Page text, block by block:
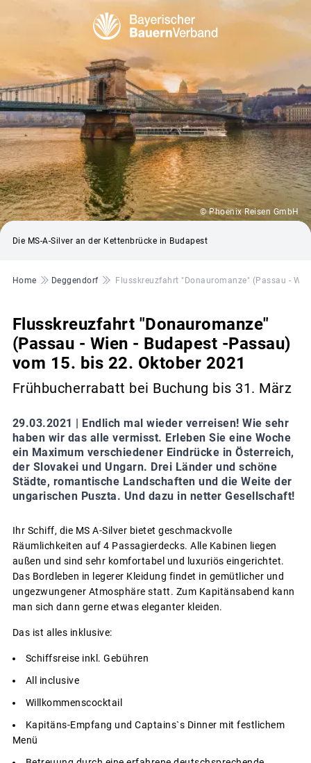
© Phoenix Reisen GmbH
Die MS-A-Silver an der Kettenbrücke in Budapest
Pfadnavigation
Home Deggendorf Flusskreuzfahrt "Donauromanze" (Passau -
Flusskreuzfahrt "Donauromanze"
(Passau - Wien - Budapest -Passau)
vom 15. bis 22. Oktober 2021
Frühbucherrabatt bei Buchung bis 31. März
29.03.2021 |
Endlich mal wieder verreisen! Wie sehr
haben wir das alle vermisst. Erleben Sie eine Woche
ein Maximum verschiedener Eindrücke in Österreich,
der Slovakei und Ungarn. Drei Länder und schöne
Städte, romantische Landschaften und die Weite der
ungarischen Puszta. Und dazu in netter Gesellschaft!
Ihr Schiff, die MS A-Silver bietet geschmackvolle
Räumlichkeiten auf 4 Passagierdecks. Alle Kabinen liegen
außen und sind sehr komfortabel und luxuriös eingerichtet.
Das Bordleben in legerer Kleidung findet in gemütlicher und
ungezwungener Atmosphäre statt. Zum Kapitänsabend kann
man sich dann gerne etwas eleganter kleiden.
Das ist alles inklusive:
Schiffsreise inkl. Gebühren
All inclusive
Willkommenscocktail
Kapitäns-Empfang und Captains`s Dinner mit festlichem
Menü